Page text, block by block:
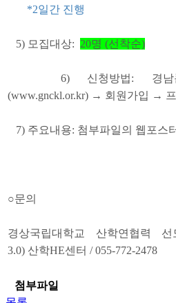
*2일간 진행
5) 모집대상: 20명 (선착순)
6) 신청방법: 경
(www.gnckl.or.kr) → 회원가입 →
7) 주요내용: 첨부파일의 웹포스
○문의
경상국립대학교 산학연협력
3.0) 산학HE센터 / 055-772-2478
첨부파일